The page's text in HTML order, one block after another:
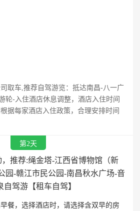
取车,推荐自驾游览：抵达南昌-八一广
轮-入住酒店休息调整，酒店入住时间
据每家酒店入住政策，合理安排时间
第2天
，推荐:绳金塔-江西省博物馆（新
园-赣江市民公园-南昌秋水广场-音
自驾游【租车自驾】
餐，选择酒店时，请选择含双早的房